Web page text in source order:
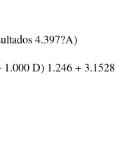
4.397?A)
D) 1.246 +